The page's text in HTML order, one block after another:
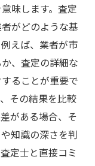
味します。査定
がどのような基
えば、業者が市
、査定の詳細な
ることが重要で
その結果を比較
がある場合、そ
知識の深さを判
定士と直接コミ